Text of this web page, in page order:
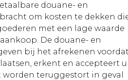
douane- en
om kosten te dekken
met een lage waarde
De douane- en
bij het afrekenen voordat
erkent en accepteert u
teruggestort in geval